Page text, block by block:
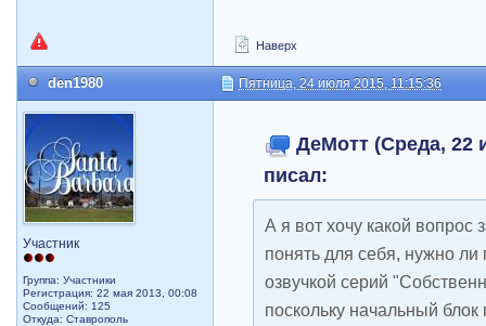
Наверх
den1980 Пятница, 24 июля 2015, 11:15:36
Участник
Группа: Участники
Регистрация: 22 мая 2013, 00:08
Сообщений: 125
Откуда: Ставрополь
ДеМотт (Среда, 22
писал:
А я вот хочу какой вопрос
понять для себя, нужно
озвучкой серий
поскольку начальный